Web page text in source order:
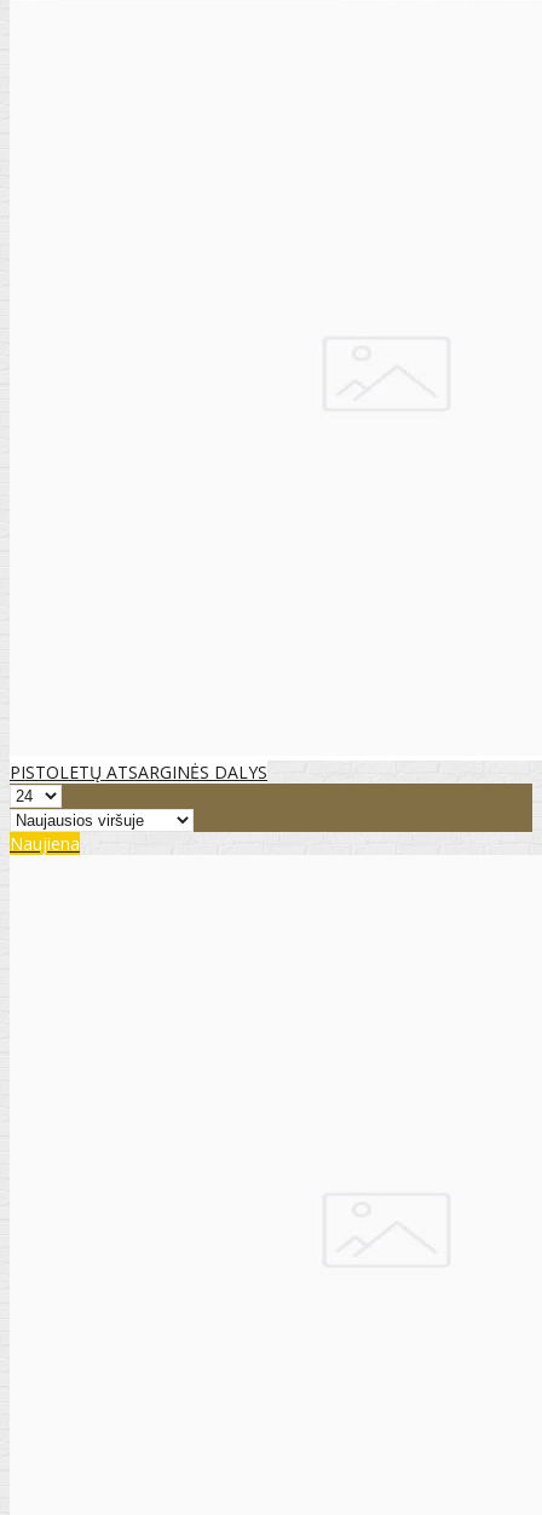
PISTOLETŲ ATSARGINĖS DALYS
Naujiena